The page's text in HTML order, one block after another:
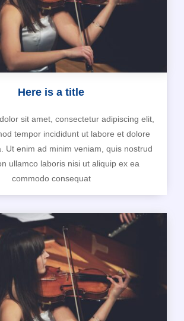
Here is a title
sit amet, consectetur adipiscing elit,
tempor incididunt ut labore et dolore
Ut enim ad minim veniam, quis nostrud
ullamco laboris nisi ut aliquip ex ea
commodo consequat